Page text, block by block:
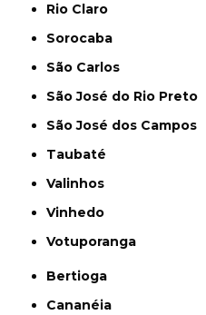
Rio Claro
Sorocaba
São Carlos
São José do Rio Preto
São José dos Campos
Taubaté
Valinhos
Vinhedo
Votuporanga
Bertioga
Cananéia